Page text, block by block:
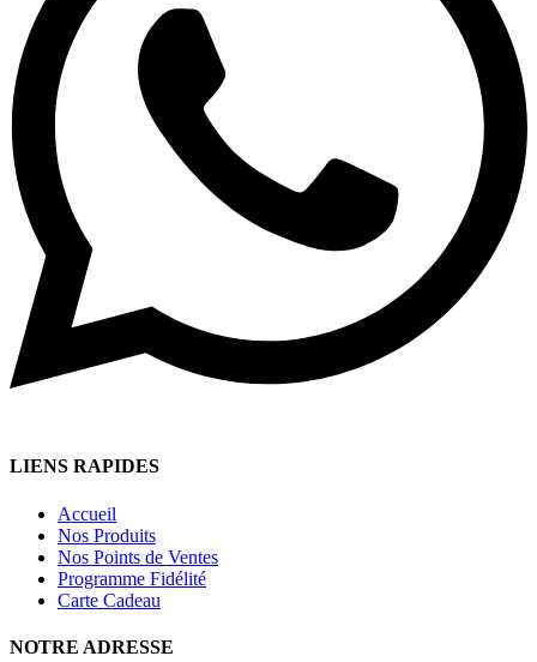
LIENS RAPIDES
Accueil
Nos Produits
Nos Points de Ventes
Programme Fidélité
Carte Cadeau
NOTRE ADRESSE